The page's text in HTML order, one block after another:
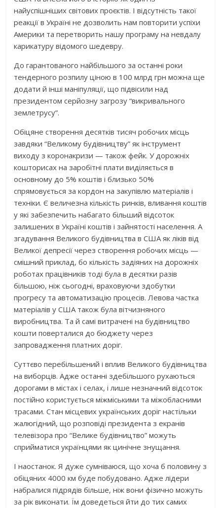
найуспішніших світових проєктів. І відсутність такої
реакції в Україні не дозволить нам повторити успіхи
Америки та перетворить нашу програму на невдалу
карикатуру відомого шедевру.
До гарантованого найбільшого за останні роки
тендерного розпилу ціною в 100 млрд грн можна ще
додати й інші маніпуляції, що підвісили над
президентом серйозну загрозу “викривального
землетрусу”.
Обіцяне створення десятків тисяч робочих місць
завдяки “Великому будівництву” як інструмент
виходу з коронакризи — також фейк. У дорожніх
кошторисах на заробітні плати виділяється в
основному до 5% коштів і близько 50%
спрямовується за кордон на закупівлю матеріалів і
техніки. Є величезна кількість ринків, вливання коштів
у які забезпечить набагато більший відсоток
залишених в Україні коштів і зайнятості населення. А
згадування Великого будівництва в США як ліків від
Великої депресії через створення робочих місць —
смішний приклад, бо кількість задіяних на дорожніх
роботах працівників тоді була в десятки разів
більшою, ніж сьогодні, враховуючи здобутки
прогресу та автоматизацію процесів. Левова частка
матеріалів у США також була вітчизняного
виробництва. Та й самі витрачені на будівництво
кошти поверталися до бюджету через
запровадження платних доріг.
Суттєво перебільшений і вплив Великого будівництва
на виборців. Адже останні здебільшого рухаються
дорогами в містах і селах, і лише незначний відсоток
постійно користується міжміськими та міжобласними
трасами. Стан місцевих українських доріг настільки
жалюгідний, що розповіді президента з екранів
телевізора про “Велике будівництво” можуть
сприйматися українцями як цинічне знущання.
І наостанок. Я дуже сумніваюся, що хоча б половину з
обіцяних 4000 км буде побудовано. Адже лідери
набралися підрядів більше, ніж вони фізично можуть
за рік виконати. Їм доведеться йти до тих самих